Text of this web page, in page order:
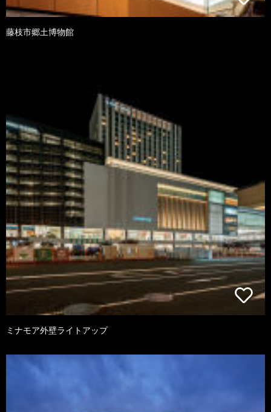
藤枝市郷土博物館
ミナモア外壁ライトアップ